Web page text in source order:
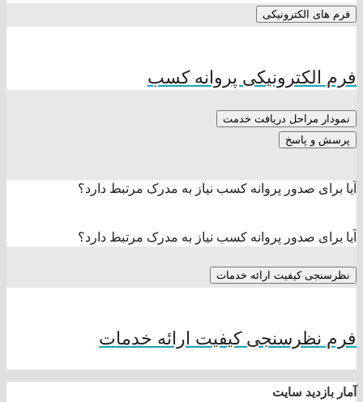
فرم های الکترونیکی
فرم الکترونیکی پروانه کسب
نمودار مراحل دریافت خدمت
پرسش و پاسخ
آیا برای صدور پروانه کسب نیاز به مدرک مرتبط دارد؟
آیا برای صدور پروانه کسب نیاز به مدرک مرتبط دارد؟
نظرسنجی کیفیت ارائه خدمات
فرم نظرسنجی کیفیت ارائه خدمات
آمار بازدید سایت